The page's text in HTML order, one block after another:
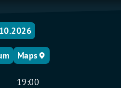
Maps
19:00